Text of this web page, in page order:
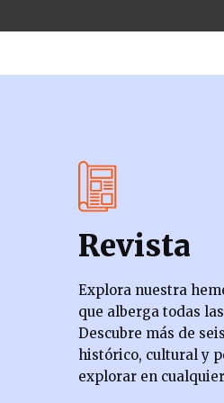
Revista
Explora nuestra
que alberga todas
Descubre más de
histórico, cultural y
explorar en